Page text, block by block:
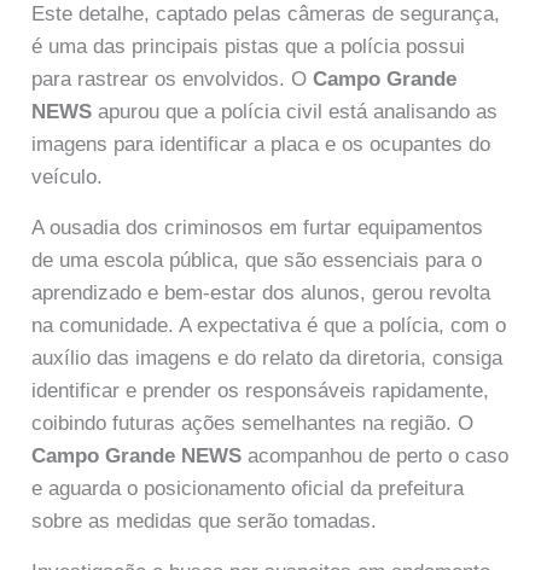
Este detalhe, captado pelas câmeras de segurança,
é uma das principais pistas que a polícia possui
para rastrear os envolvidos. OCampo Grande
NEWS apurou que a polícia civil está analisando as
imagens para identificar a placa e os ocupantes do
veículo.
A ousadia dos criminosos em furtar equipamentos
de uma escola pública, que são essenciais para o
aprendizado e bem-estar dos alunos, gerou revolta
na comunidade. A expectativa é que a polícia, com o
auxílio das imagens e do relato da diretoria, consiga
identificar e prender os responsáveis rapidamente,
coibindo futuras ações semelhantes na região. O
Campo Grande NEWS acompanhou de perto o caso
e aguarda o posicionamento oficial da prefeitura
sobre as medidas que serão tomadas.